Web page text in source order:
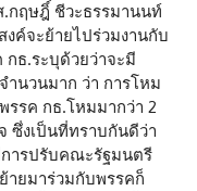
ฤษฎิ์ ชีวะธรรมานนท์
ค์จะย้ายไปร่วมงานกับ
ธ.ระบุด้วยว่าจะมี
ำนวนมาก ว่า การโหม
รรค กธ.โหมมากว่า 2
ซึ่งเป็นที่ทราบกันดีว่า
การปรับคณะรัฐมนตรี
ายมาร่วมกับพรรคก็